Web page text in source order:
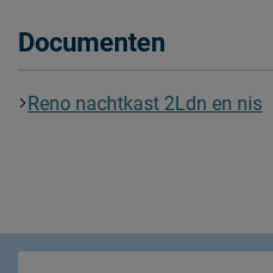
Materiaal
Goed om te weten
Documenten
Reno nachtkast 2Ldn en nis